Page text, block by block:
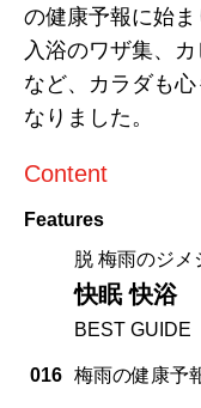
の健康予報に始ま
入浴のワザ集、
など、カラダも
なりました。
Content
Features
脱 梅雨のジメ
快眠 快浴
BEST GUIDE
016 梅雨の健康予